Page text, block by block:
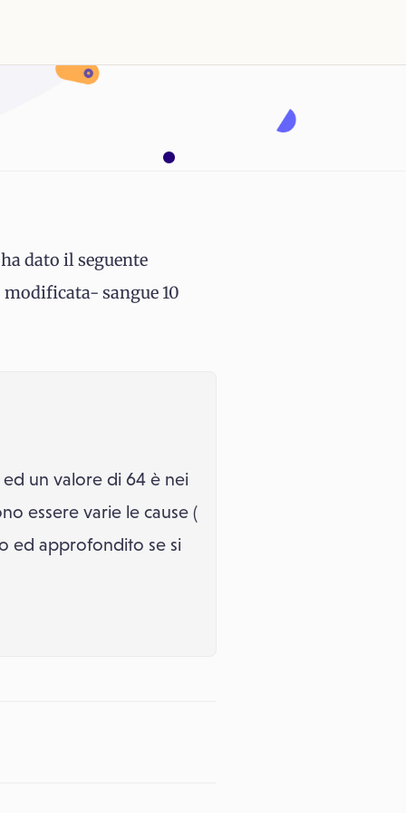
dato il seguente
sangue 10
un valore di 64 è nei
essere varie le cause (
ed approfondito se si